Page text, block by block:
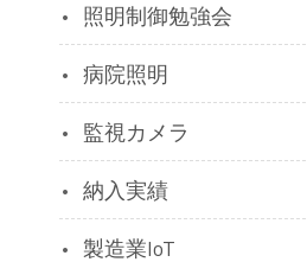
照明制御勉強会
病院照明
監視カメラ
納入実績
製造業IoT